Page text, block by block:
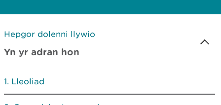
Hepgor dolenni llywio
Yn yr adran hon
Lleoliad